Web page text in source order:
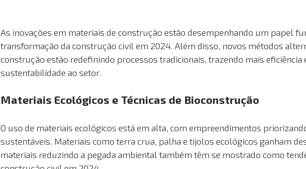
As inovações em materiais de construção estão desempenhando um papel
transformação da construção civil em 2024. Além disso, novos métodos
construção estão redefinindo processos tradicionais, trazendo mais eficiência
sustentabilidade ao setor.
Materiais Ecológicos e Técnicas de Bioconstrução
O uso de materiais ecológicos está em alta, com empreendimentos
sustentáveis. Materiais como terra crua, palha e tijolos ecológicos ganham
materiais reduzindo a pegada ambiental também têm se mostrado como